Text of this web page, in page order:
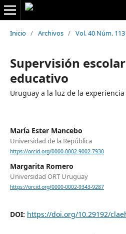
Inicio / Archivos / Vol. 40 Núm.
Supervisión
educativo
Uruguay a la luz de la
María Ester Mancebo
Universidad de la República
https://orcid.org/0000-0002-9002-7930
Margarita Romero
Universidad ORT Uruguay
https://orcid.org/0000-0002-9343-9287
DOI: https://doi.org/10.29192/